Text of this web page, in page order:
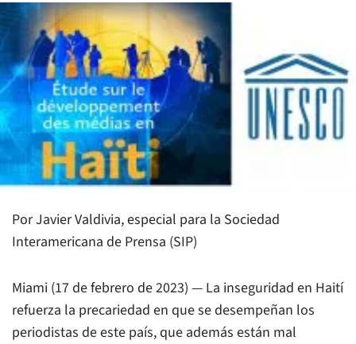
Por Javier Valdivia, especial para la Sociedad
Interamericana de Prensa (SIP)
Miami (17 de febrero de 2023) — La inseguridad en Haití
refuerza la precariedad en que se desempeñan los
periodistas de este país, que además están mal